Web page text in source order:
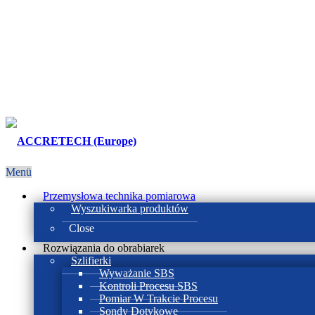
Menü
Przemysłowa technika pomiarowa
Wyszukiwarka produktów
Close
Rozwiązania do obrabiarek
Szlifierki
Wyważanie SBS
Kontroli Procesu SBS
Pomiar W Trakcie Procesu
Sondy Dotykowe